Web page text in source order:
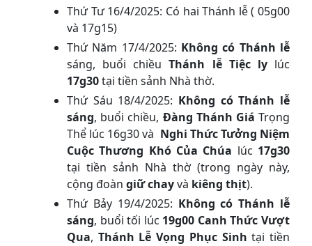
Thứ Tư 16/4/2025: Có hai Thánh lễ ( 05g00
và 17g15)
Thứ Năm 17/4/2025: Không có Thánh lễ
sáng, buổi chiềuThánh lễ Tiệc lylúc
17g30tại tiền sảnh Nhà thờ.
Thứ Sáu 18/4/2025: Không có Thánh lễ
sáng, buổi chiều, Đàng Thánh Giá Trọng
Thể lúc 16g30 và Nghi Thức Tưởng Niệm
Cuộc Thương Khó Của Chúa lúc 17g30
tại tiền sảnh Nhà thờ (trong ngày này,
cộng đoàn giữ chayvà kiêng thịt).
Thứ Bảy 19/4/2025: Không có Thánh lễ
sáng, buổi tối lúc 19g00 Canh Thức Vượt
Qua, Thánh Lễ Vọng Phục Sinh tại tiền